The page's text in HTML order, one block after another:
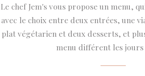
Le chef Jem's vous propose un menu,
avec le choix entre deux entrées, une
plat végétarien et deux desserts, et
menu différent les jours